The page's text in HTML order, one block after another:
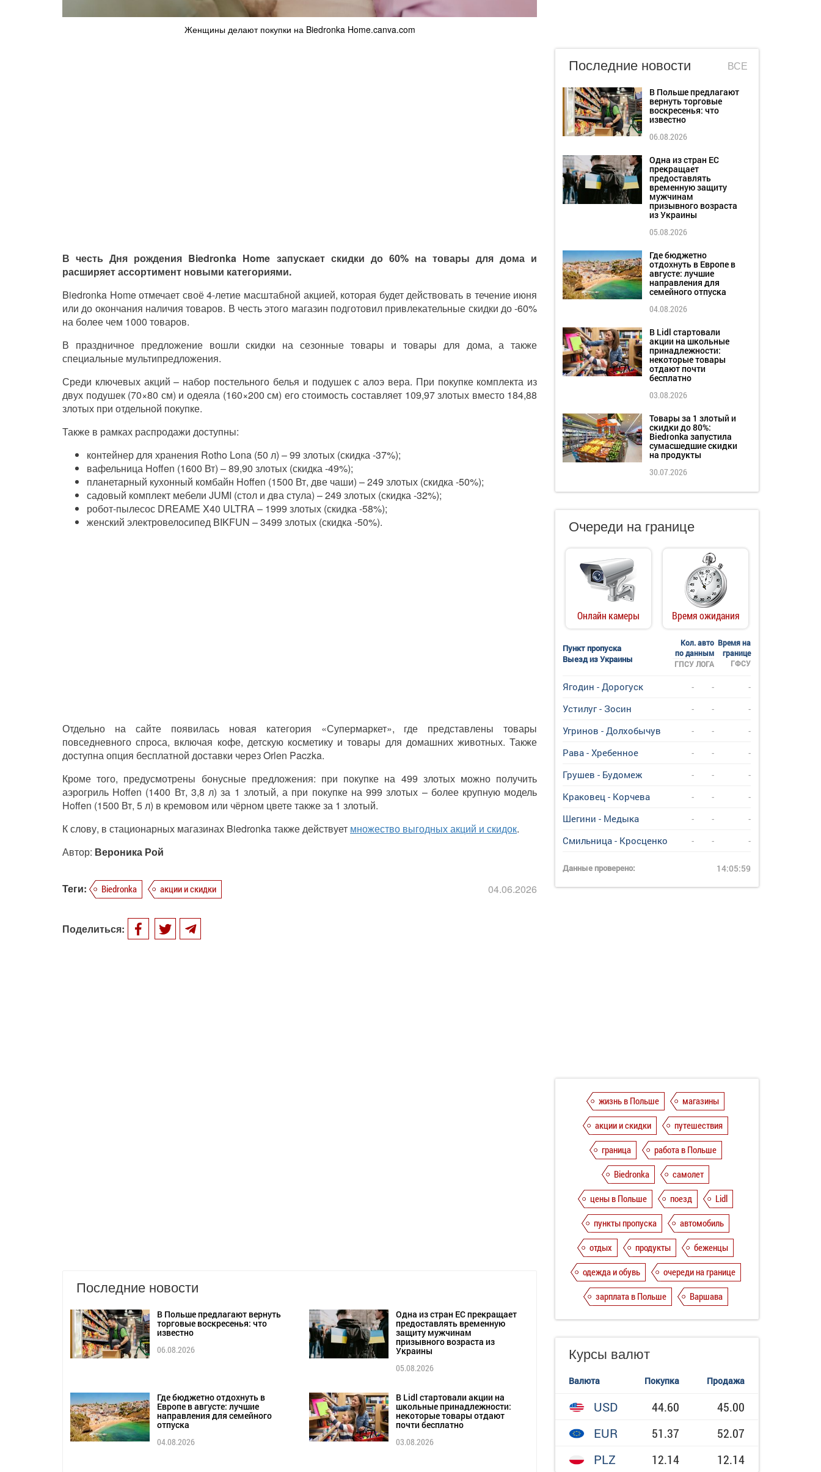
Женщины делают покупки на Biedronka Home.canva.com
В честь Дня рождения Biedronka Home запускает скидки до 60% на товары для дома и
расширяет ассортимент новыми категориями.
Biedronka Home отмечает своё 4-летие масштабной акцией, которая будет действовать в течение июня
или до окончания наличия товаров. В честь этого магазин подготовил привлекательные скидки до -60%
на более чем 1000 товаров.
В праздничное предложение вошли скидки на сезонные товары и товары для дома, а также
специальные мультипредложения.
Среди ключевых акций – набор постельного белья и подушек с алоэ вера. При покупке комплекта из
двух подушек (70×80 см) и одеяла (160×200 см) его стоимость составляет 109,97 злотых вместо 184,88
злотых при отдельной покупке.
Также в рамках распродажи доступны:
контейнер для хранения Rotho Lona (50 л) – 99 злотых (скидка -37%);
вафельница Hoffen (1600 Вт) – 89,90 злотых (скидка -49%);
планетарный кухонный комбайн Hoffen (1500 Вт, две чаши) – 249 злотых (скидка -50%);
садовый комплект мебели JUMI (стол и два стула) – 249 злотых (скидка -32%);
робот-пылесос DREAME X40 ULTRA – 1999 злотых (скидка -58%);
женский электровелосипед BIKFUN – 3499 злотых (скидка -50%).
Отдельно на сайте появилась новая категория «Супермаркет», где представлены товары
повседневного спроса, включая кофе, детскую косметику и товары для домашних животных. Также
доступна опция бесплатной доставки через Orlen Paczka.
Кроме того, предусмотрены бонусные предложения: при покупке на 499 злотых можно получить
аэрогриль Hoffen (1400 Вт, 3,8 л) за 1 злотый, а при покупке на 999 злотых – более крупную модель
Hoffen (1500 Вт, 5 л) в кремовом или чёрном цвете также за 1 злотый.
К слову, в стационарных магазинах Biedronka также действует множество выгодных акций и скидок.
Автор: Вероника Рой
Теги: Biedronka акции и скидки 04.06.2026
Поделиться:
Последние новости
В Польше предлагают вернуть
торговые воскресенья: что
известно
06.08.2026
Одна из стран ЕС прекращает
предоставлять временную
защиту мужчинам
призывного возраста из
Украины
05.08.2026
Где бюджетно отдохнуть в
Европе в августе: лучшие
направления для семейного
отпуска
04.08.2026
В Lidl стартовали акции на
школьные принадлежности:
некоторые товары отдают
почти бесплатно
03.08.2026
Последние новости ВСЕ
В Польше предлагают
вернуть торговые
воскресенья: что
известно
06.08.2026
Одна из стран ЕС
прекращает
предоставлять
временную защиту
мужчинам
призывного возраста
из Украины
05.08.2026
Где бюджетно
отдохнуть в Европе в
августе: лучшие
направления для
семейного отпуска
04.08.2026
В Lidl стартовали
акции на школьные
принадлежности:
некоторые товары
отдают почти
бесплатно
03.08.2026
Товары за 1 злотый и
скидки до 80%:
Biedronka запустила
сумасшедшие скидки
на продукты
30.07.2026
Очереди на границе
Онлайн камеры Время ожидания
Пункт пропуска
Выезд из Украины
Кол. авто
по данным
Время на
границе
ГФСУ
ГПСУ ЛОГА
Ягодин - Дорогуск - -
-
Устилуг - Зосин
- -
-
Угринов - Долхобычув
- -
-
Рава - Хребенное
- -
-
Грушев - Будомеж
- -
-
Краковец - Корчева
- -
-
Шегини - Медыка
- -
-
Смильница - Кросценко
- - -
Данные проверено: 14:05:59
жизнь в Польше
магазины
акции и скидки
путешествия
граница
работа в Польше
Biedronka
самолет
цены в Польше
поезд
Lidl
пункты пропуска
автомобиль
отдых
продукты
беженцы
одежда и обувь
очереди на границе
зарплата в Польше
Варшава
Курсы валют
Валюта Покупка Продажа
USD 44.60
45.00
EUR
51.37
52.07
PLZ
12.14 12.14